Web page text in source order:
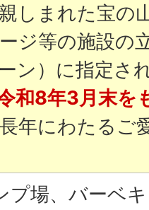
しまれた宝の
ジ等の施設の
ン）に指定さ
和8年3月末を
年にわたるご
プ場、バーベ